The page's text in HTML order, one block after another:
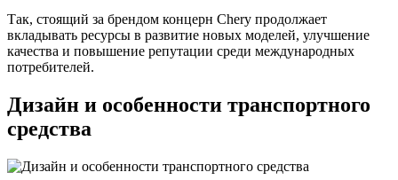
Так, стоящий за брендом концерн Chery продолжает
вкладывать ресурсы в развитие новых моделей, улучшение
качества и повышение репутации среди международных
потребителей.
Дизайн и особенности транспортного
средства